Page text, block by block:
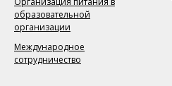
образовательной
организации
Международное
сотрудничество